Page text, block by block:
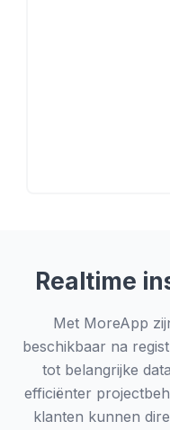
Realtime
Met MoreApp
beschikbaar na
tot belangrijke
efficiënter
klanten kunnen